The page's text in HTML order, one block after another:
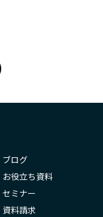
ブログ
お役立ち資料
セミナー
資料請求